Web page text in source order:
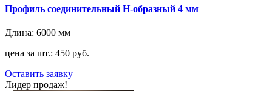
Профиль соединительный H-образный 4 мм
Длина: 6000 мм
цена за шт.: 450 руб.
Оставить заявку
Лидер продаж!